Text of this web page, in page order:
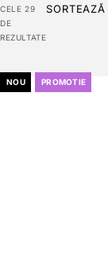
CELE 29
DE
REZULTATE
NOU PROMOTIE